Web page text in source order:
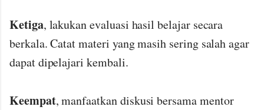
Ketiga, lakukan evaluasi hasil belajar secara
berkala. Catat materi yang masih sering salah agar
dapat dipelajari kembali.
Keempat, manfaatkan diskusi bersama mentor